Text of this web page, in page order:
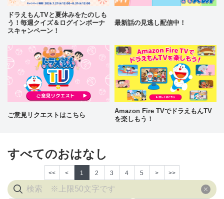
ドラえもんTVと夏休みをたのしも
う！毎週クイズ＆ログインボーナ
スキャンペーン！
最新話の見逃し配信中！
ご意見リクエストはこちら
Amazon Fire TVでドラえもんTV
を楽しもう！
すべてのおはなし
<< < 1 2 3 4 5 > >>